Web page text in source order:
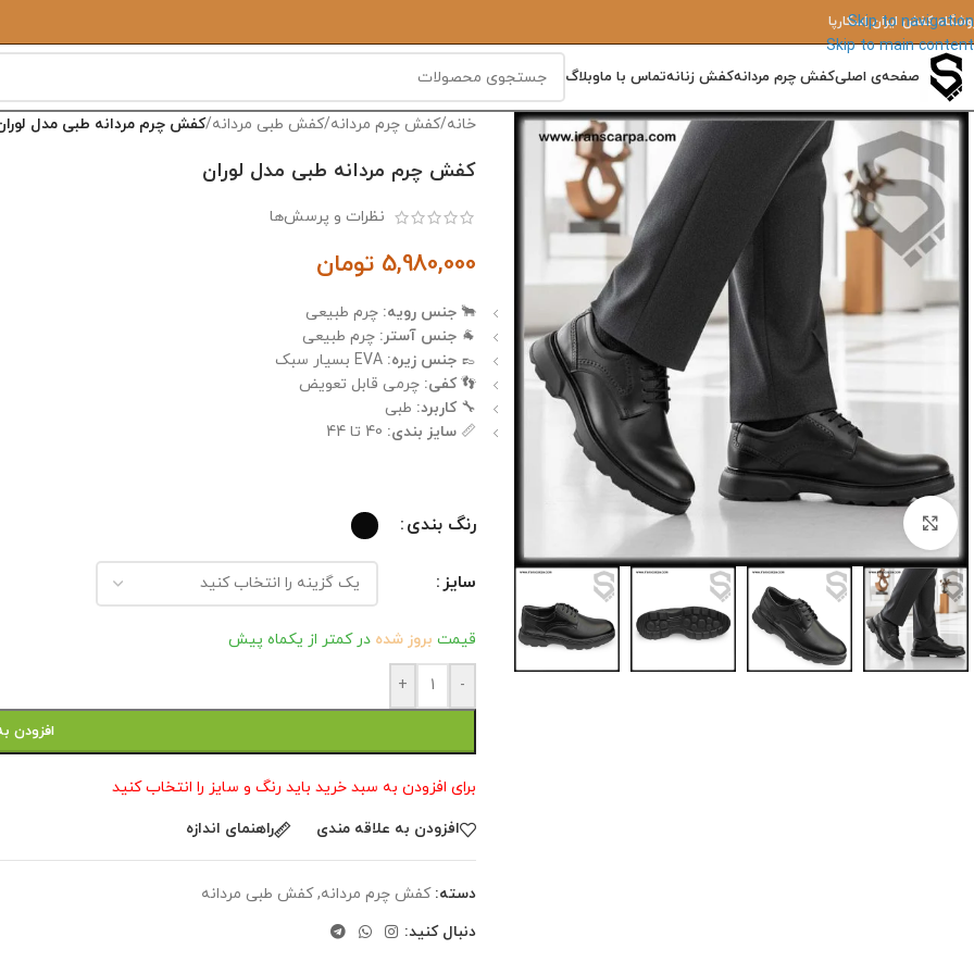
Skip to navigation
Skip to main content
کفش ایران‌ اِسکارپا
صفحه‌ی اصلیکفش چرم مردانهکفش زنانهتماس با ماوبلاگ
خانه/کفش چرم مردانه/کفش طبی مردانه/کفش چرم مردانه طبی مدل
کفش چرم مردانه طبی مدل لوران
نظرات و پرسش‌ها
5,980,000 تومان
🐂 جنس رویه: چرم طبیعی
🐐 جنس آستر: چرم طبیعی
👞 جنس زیره: EVA بسیار سبک
👣کفی: چرمی قابل تعویض
🔧کاربرد: طبی
📏 سایز بندی: 40 تا 44
رنگ بندی
سایز
قیمت بروز شده در کمتر از یکماه پیش
-
+
افزودن
برای افزودن به سبد خرید باید رنگ و سایز را انتخاب کنید
افزودن به علاقه مندی راهنمای اندازه
دسته: کفش چرم مردانه, کفش طبی مردانه
دنبال کنید: